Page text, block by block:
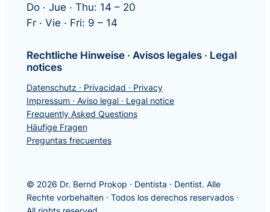
Do · Jue · Thu: 14 – 20
Fr · Vie · Fri: 9 – 14
Rechtliche Hinweise · Avisos legales · Legal
notices
Datenschutz · Privacidad · Privacy
Impressum · Aviso legal · Legal notice
Frequently Asked Questions
Häufige Fragen
Preguntas frecuentes
© 2026 Dr. Bernd Prokop · Dentista · Dentist. Alle
Rechte vorbehalten · Todos los derechos reservados ·